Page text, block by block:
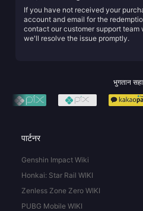
If you have not received your
account and email for the
contact our customer support team
we'll resolve the issue promptly.
भुगतान
पार्टनर
Genshin Impact Wiki
Honkai: Star Rail WIKI
Zenless Zone Zero WIKI
PUBG Mobile WIKI